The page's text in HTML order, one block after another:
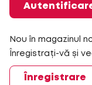
Nou în magazinul
Înregistrați-vă și
Înregistrare